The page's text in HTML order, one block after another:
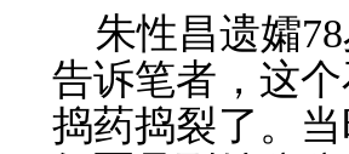
朱性昌遗孀
告诉笔者，这
捣药捣裂了。